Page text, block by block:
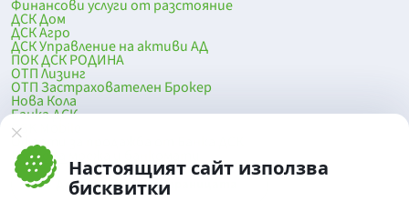
Настоящият сайт използва
бисквитки
Финансови услуги от разстояние
ДСК Дом
ДСК Агро
ДСК Управление на активи АД
ПОК ДСК РОДИНА
ОТП Лизинг
ОТП Застрахователен Брокер
Нова Кола
Банка ДСК
DSK Mobile
Оферти за продажба от Банка ДСК
Клонова мрежа и банкомати
До началото на страницата